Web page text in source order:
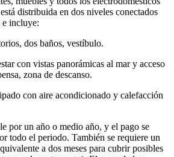
distribuida en dos niveles conectados
e incluye:
dos baños, vestíbulo.
con vistas panorámicas al mar y acceso
zona de descanso.
con aire acondicionado y calefacción
por un año o medio año, y el pago se
todo el periodo. También se requiere un
a dos meses para cubrir posibles